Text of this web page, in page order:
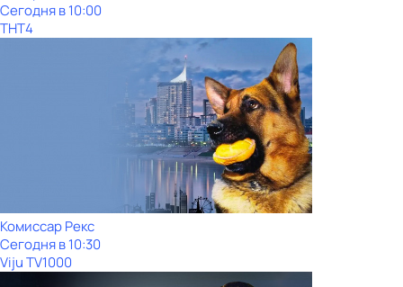
Сегодня в 10:00
ТНТ4
Комиссар Рекс
Сегодня в 10:30
Viju TV1000